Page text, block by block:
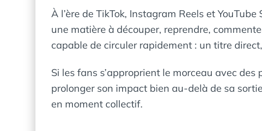
À l’ère de TikTok, Instagram Reels et
une matière à découper, reprendre,
capable de circuler rapidement : un titre
Si les fans s’approprient le morceau avec
prolonger son impact bien au-delà de sa
en moment collectif.